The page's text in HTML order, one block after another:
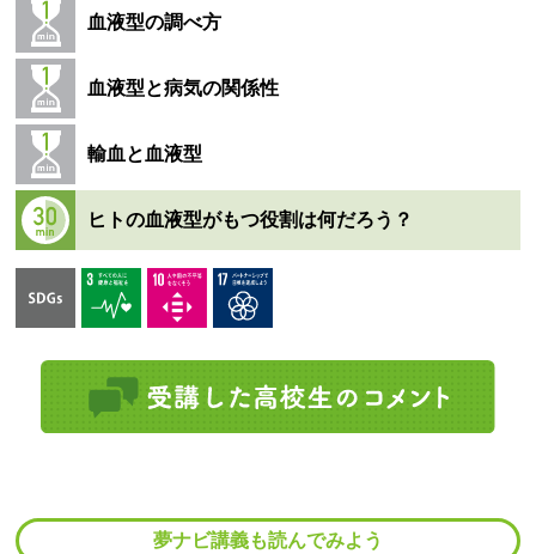
血液型の調べ方
血液型と病気の関係性
輸血と血液型
ヒトの血液型がもつ役割は何だろう？
夢ナビ講義も読んでみよう